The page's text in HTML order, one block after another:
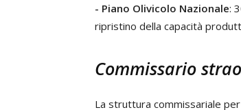
- Piano Olivicolo Nazionale:
ripristino della capacità
Commissario
La struttura commissariale